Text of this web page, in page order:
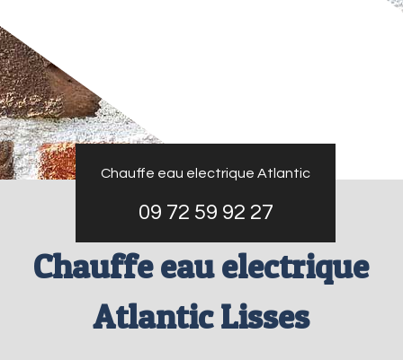
Chauffe eau electrique Atlantic
09 72 59 92 27
Chauffe eau electrique
Atlantic Lisses